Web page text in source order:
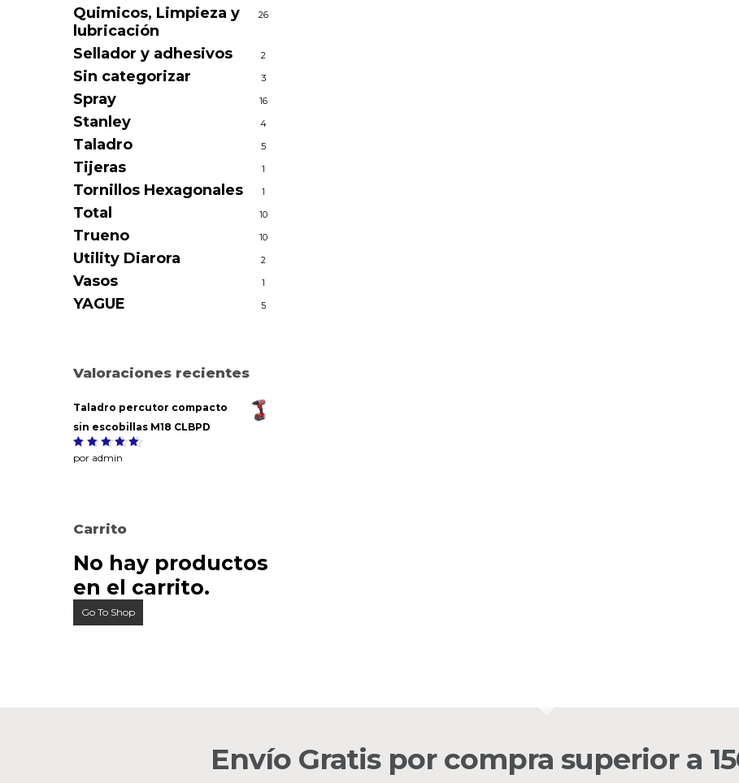
Quimicos, Limpieza y
lubricación
26
Sellador y adhesivos 2
Sin categorizar 3
Spray 16
Stanley 4
Taladro 5
Tijeras 1
Tornillos Hexagonales 1
Total 10
Trueno 10
Utility Diarora 2
Vasos 1
YAGUE 5
Valoraciones recientes
Taladro percutor compacto
sin escobillas M18 CLBPD
Valorado
con
por admin
Carrito
No hay productos
en el carrito.
Go To Shop
Envío Gratis por compra superior a